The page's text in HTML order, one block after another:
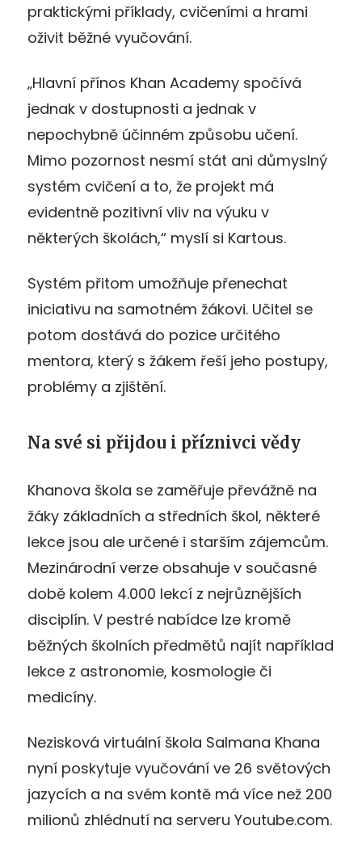
praktickými příklady, cvičeními a hrami
oživit běžné vyučování.
„Hlavní přínos Khan Academy spočívá
jednak v dostupnosti a jednak v
nepochybně účinném způsobu učení.
Mimo pozornost nesmí stát ani důmyslný
systém cvičení a to, že projekt má
evidentně pozitivní vliv na výuku v
některých školách,“ myslí si Kartous.
Systém přitom umožňuje přenechat
iniciativu na samotném žákovi. Učitel se
potom dostává do pozice určitého
mentora, který s žákem řeší jeho postupy,
problémy a zjištění.
Na své si přijdou i příznivci vědy
Khanova škola se zaměřuje převážně na
žáky základních a středních škol, některé
lekce jsou ale určené i starším zájemcům.
Mezinárodní verze obsahuje v současné
době kolem 4.000 lekcí z nejrůznějších
disciplín. V pestré nabídce lze kromě
běžných školních předmětů najít například
lekce z astronomie, kosmologie či
medicíny.
Nezisková virtuální škola Salmana Khana
nyní poskytuje vyučování ve 26 světových
jazycích a na svém kontě má více než 200
milionů zhlédnutí na serveru Youtube.com.